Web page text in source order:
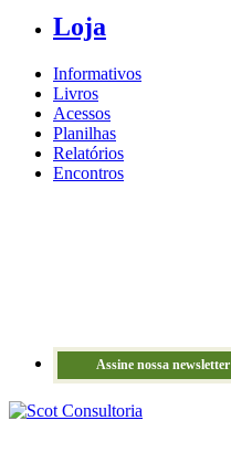
Loja
Informativos
Livros
Acessos
Planilhas
Relatórios
Encontros
Assine nossa newsletter